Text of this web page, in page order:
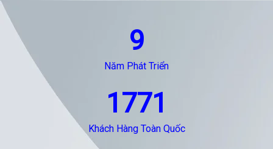
9
Năm Phát Triển
1771
Khách Hàng Toàn Quốc